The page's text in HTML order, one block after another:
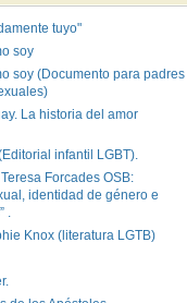
tuyo"
soy
soy (Documento para padres
La historia del amor
infantil LGBT).
Forcades OSB:
identidad de género e
.
Knox (literatura LGTB)